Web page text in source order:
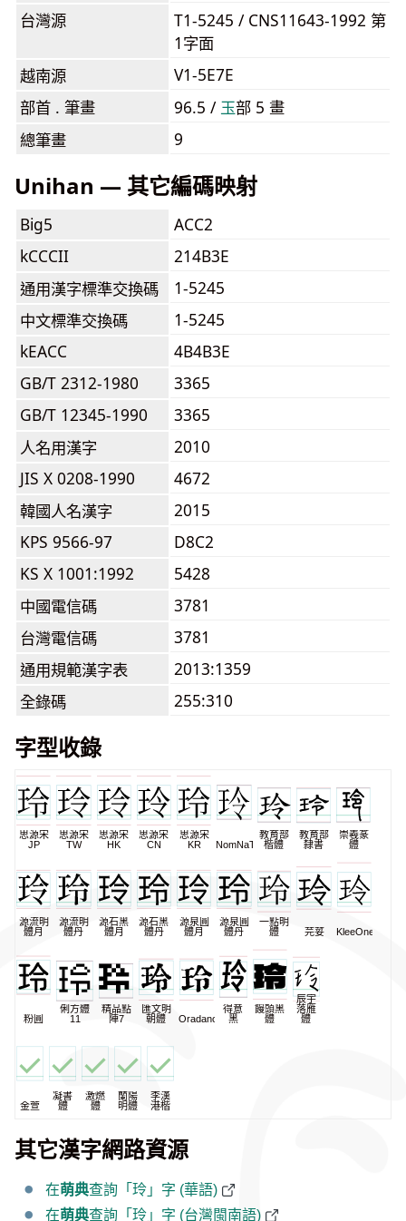
台灣源
T1-5245 / CNS11643-1992 第
1字面
越南源
V1-5E7E
部首 . 筆畫
96.5 / ⽟部 5 畫
總筆畫
9
Unihan — 其它編碼映射
Big5
ACC2
kCCCII
214B3E
通用漢字標準交換碼
1-5245
中文標準交換碼
1-5245
kEACC
4B4B3E
GB/T 2312-1980
3365
GB/T 12345-1990
3365
人名用漢字
2010
JIS X 0208-1990
4672
韓國人名漢字
2015
KPS 9566-97
D8C2
KS X 1001:1992
5428
中國電信碼
3781
台灣電信碼
3781
通用規範漢字表
2013:1359
全錄碼
255:310
字型收錄
思源宋
JP
思源宋
TW
思源宋
HK
思源宋
CN
思源宋
KR
NomNaTong
教育部
楷體
教育部
隸書
崇羲篆
體
源流明
體月
源流明
體丹
源石黑
體月
源石黑
體丹
源泉圓
體月
源泉圓
體丹
一點明
體
芫荽 KleeOne
粉圓
俐方體
11
精品點
陣7
匯文明
朝體
Oradano
得意
黑
饅頭黑
體
辰宇
落雁
體
金萱
凝書
體
激燃
體
蘭陽
明體
李漢
港楷
其它漢字網路資源
在萌典查詢「玲」字 (華語)
在萌典查詢「玲」字 (台灣閩南語)